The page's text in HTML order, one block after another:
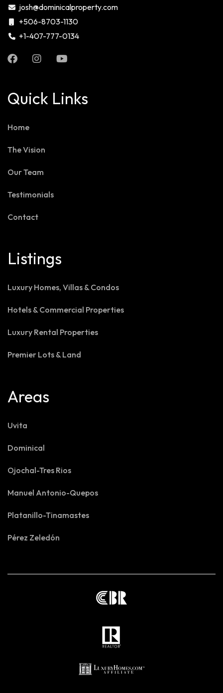
josh@dominicalproperty.com
+506-8703-1130
+1-407-777-0134
Quick Links
Home
The Vision
Our Team
Testimonials
Contact
Listings
Luxury Homes, Villas & Condos
Hotels & Commercial Properties
Luxury Rental Properties
Premier Lots & Land
Areas
Uvita
Dominical
Ojochal-Tres Rios
Manuel Antonio-Quepos
Platanillo-Tinamastes
Pérez Zeledón